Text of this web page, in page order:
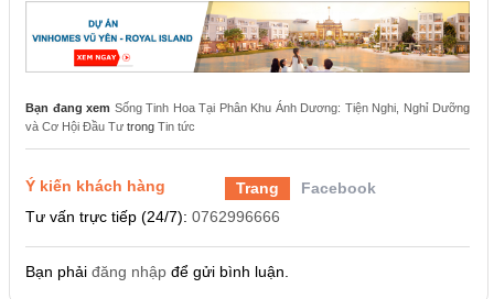
Bạn đang xem Sống Tinh Hoa Tại Phân Khu Ánh Dương: Tiện Nghi, Nghỉ Dưỡng
và Cơ Hội Đầu Tư trong Tin tức
Ý kiến khách hàng Trang
Facebook
Tư vấn trực tiếp (24/7): 0762996666
Bạn phải đăng nhập để gửi bình luận.